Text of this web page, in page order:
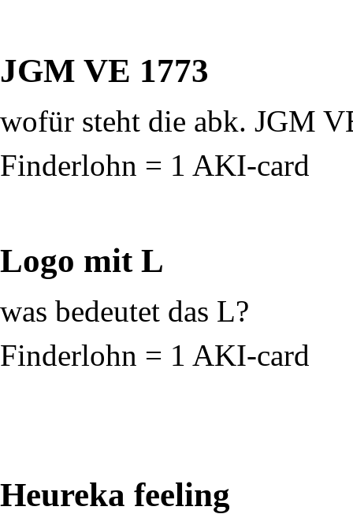
JGM VE 1773
wofür steht die abk. JGM
Finderlohn = 1 AKI-card
Logo mit L
was bedeutet das L?
Finderlohn = 1 AKI-card
Heureka feeling